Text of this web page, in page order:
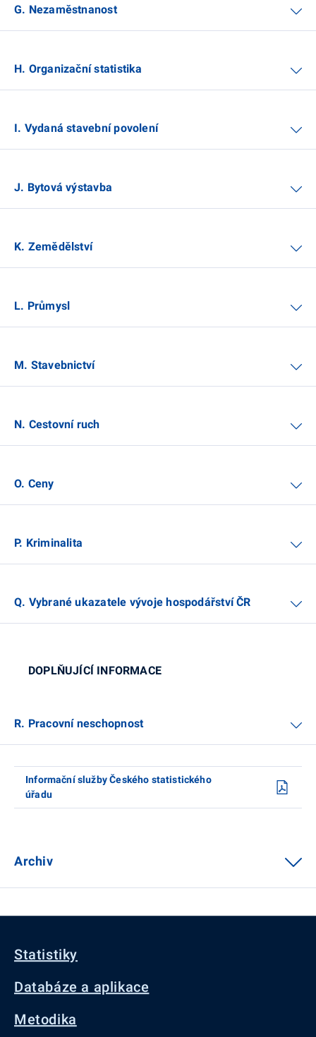
G. Nezaměstnanost
H. Organizační statistika
I. Vydaná stavební povolení
J. Bytová výstavba
K. Zemědělství
L. Průmysl
M. Stavebnictví
N. Cestovní ruch
O. Ceny
P. Kriminalita
Q. Vybrané ukazatele vývoje hospodářství ČR
DOPLŇUJÍCÍ INFORMACE
R. Pracovní neschopnost
Informační služby Českého statistického
úřadu
Archiv
Statistiky
Databáze a aplikace
Metodika